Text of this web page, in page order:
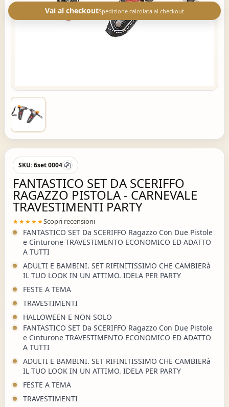
Vai al checkoutSpedizione calcolata al checkout
SKU:6set 0004
FANTASTICO SET DA SCERIFFO
RAGAZZO PISTOLA - CARNEVALE
TRAVESTIMENTI PARTY
★★★★★Scopri recensioni
FANTASTICO SET Da SCERIFFO Ragazzo Con Due Pistole
e Cinturone TRAVESTIMENTO ECONOMICO ED ADATTO
A TUTTI
ADULTI E BAMBINI. SET RIFINITISSIMO CHE CAMBIERà
IL TUO LOOK IN UN ATTIMO. IDELA PER PARTY
FESTE A TEMA
TRAVESTIMENTI
HALLOWEEN E NON SOLO
FANTASTICO SET Da SCERIFFO Ragazzo Con Due Pistole
e Cinturone TRAVESTIMENTO ECONOMICO ED ADATTO
A TUTTI
ADULTI E BAMBINI. SET RIFINITISSIMO CHE CAMBIERà
IL TUO LOOK IN UN ATTIMO. IDELA PER PARTY
FESTE A TEMA
TRAVESTIMENTI